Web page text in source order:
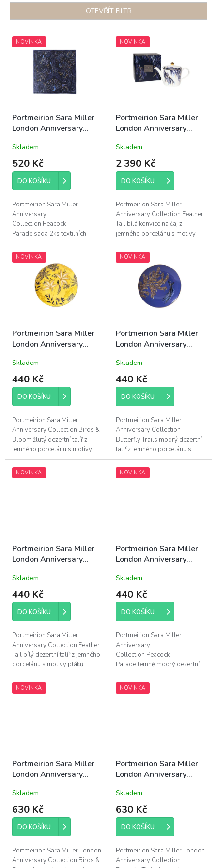
n
í
r
o
OTEVŘÍT FILTR
V
ý
d
u
t
ů
NOVINKA
Portmeirion Sara Miller
London Anniversary
Parade set 2ks textilních
ubrousků 40x40cm
100% bavlna temně
modrá
Skladem
520 Kč
DO KOŠÍKU
Portmeirion Sara Miller
Anniversary
Collection Peacock
Parade sada 2ks textilních
ubrousků v temně modré barvě
s motivy ptáků, rozměry
40x40cm, 100% bavlna;
dárkově...
NOVINKA
Portmeirion Sara Miller
London Anniversary
konvice na čaj Feather
Tail 1,1l bílá
Skladem
2 390 Kč
DO KOŠÍKU
Portmeirion Sara Miller
Anniversary Collection Feather
Tail bílá konvice na čaj z
jemného porcelánu s motivy
ptáků, obsah 1100ml, průměr
14cm, výška 26,5cm; zdobeno
22 karátovým...
NOVINKA
Portmeirion Sara Miller
London Anniversary
dezertní talíř Birds &
Bloom 20,5cm žlutý
Skladem
440 Kč
DO KOŠÍKU
Portmeirion Sara Miller
Anniversary Collection Birds &
Bloom žlutý dezertní talíř z
jemného porcelánu s motivy
ptáčků a květů, průměr 20,5cm;
zdobeno 22 karátovým...
NOVINKA
Portmeirion Sara Miller
London Anniversary
dezertní talíř Butterfly
Trails 20,5cm modrý
Skladem
440 Kč
DO KOŠÍKU
Portmeirion Sara Miller
Anniversary Collection
Butterfly Trails modrý dezertní
talíř z jemného porcelánu s
motivy motýlů, průměr 20,5cm;
zdobeno 22 karátovým zlatem
- pouze...
NOVINKA
Portmeirion Sara Miller
London Anniversary
dezertní talíř Feather
Tail 20,5cm bílý
Skladem
440 Kč
DO KOŠÍKU
Portmeirion Sara Miller
Anniversary Collection Feather
Tail bílý dezertní talíř z jemného
porcelánu s motivy ptáků,
průměr 20,5cm; zdobeno 22
karátovým zlatem - pouze
ruční...
NOVINKA
Portmeirion Sara Miller
London Anniversary
dezertní talíř Peacock
Parade 20,5cm temně
modrý
Skladem
440 Kč
DO KOŠÍKU
Portmeirion Sara Miller
Anniversary
Collection Peacock
Parade temně modrý dezertní
talíř z jemného porcelánu s
motivy ptáků, průměr 20,5cm;
zdobeno 22 karátovým
NOVINKA
Portmeirion Sara Miller
London Anniversary
hrnek Birds & Bloom
340ml žlutý
Skladem
630 Kč
DO KOŠÍKU
Portmeirion Sara Miller London
Anniversary Collection Birds &
NOVINKA
Portmeirion Sara Miller
London Anniversary
hrnek Butterfly Trails
340ml modrý
Skladem
630 Kč
DO KOŠÍKU
Portmeirion Sara Miller London
Anniversary Collection